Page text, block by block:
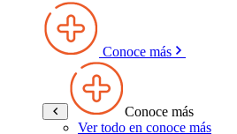
Conoce más
Conoce más
Ver todo en conoce más